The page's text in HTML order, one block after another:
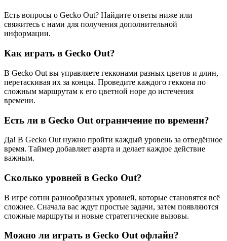
Есть вопросы о Gecko Out? Найдите ответы ниже или
свяжитесь с нами для получения дополнительной
информации.
Как играть в Gecko Out?
В Gecko Out вы управляете гекконами разных цветов и длин,
перетаскивая их за концы. Проведите каждого геккона по
сложным маршрутам к его цветной норе до истечения
времени.
Есть ли в Gecko Out ограничение по времени?
Да! В Gecko Out нужно пройти каждый уровень за отведённое
время. Таймер добавляет азарта и делает каждое действие
важным.
Сколько уровней в Gecko Out?
В игре сотни разнообразных уровней, которые становятся всё
сложнее. Сначала вас ждут простые задачи, затем появляются
сложные маршруты и новые стратегические вызовы.
Можно ли играть в Gecko Out офлайн?